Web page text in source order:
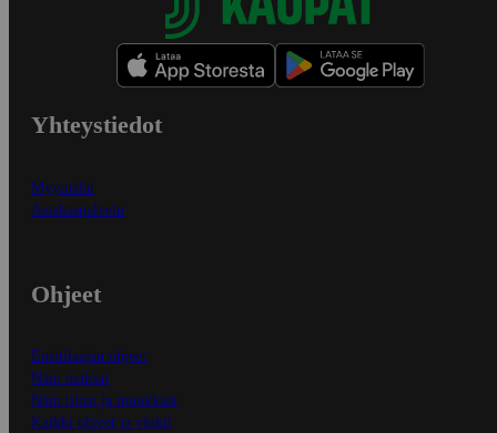
Yhteystiedot
Myymälät
Asiakaspalvelu
Ohjeet
Ensitilaajan ohjeet
Näin maksat
Näin tilaat ja muokkaat
Kaikki ohjeet ja vinkit